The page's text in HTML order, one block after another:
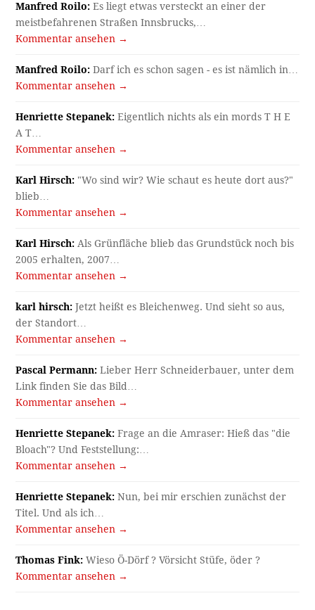
Manfred Roilo: Es liegt etwas versteckt an einer der
meistbefahrenen Straßen Innsbrucks,…
Kommentar ansehen →
Manfred Roilo: Darf ich es schon sagen - es ist nämlich in…
Kommentar ansehen →
Henriette Stepanek: Eigentlich nichts als ein mords T H E
A T…
Kommentar ansehen →
Karl Hirsch: "Wo sind wir? Wie schaut es heute dort aus?"
blieb…
Kommentar ansehen →
Karl Hirsch: Als Grünfläche blieb das Grundstück noch bis
2005 erhalten, 2007…
Kommentar ansehen →
karl hirsch: Jetzt heißt es Bleichenweg. Und sieht so aus,
der Standort…
Kommentar ansehen →
Pascal Permann: Lieber Herr Schneiderbauer, unter dem
Link finden Sie das Bild…
Kommentar ansehen →
Henriette Stepanek: Frage an die Amraser: Hieß das "die
Bloach"? Und Feststellung:…
Kommentar ansehen →
Henriette Stepanek: Nun, bei mir erschien zunächst der
Titel. Und als ich…
Kommentar ansehen →
Thomas Fink: Wieso Ö-Dörf ? Vörsicht Stüfe, öder ?
Kommentar ansehen →